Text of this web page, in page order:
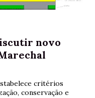
novo
critérios
conservação e